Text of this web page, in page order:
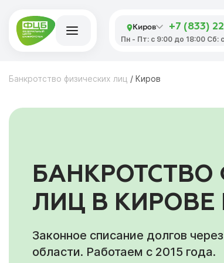
Киров +7 (833)
Пн - Пт: с 9:00 до 18:00 Сб:
Банкротство физических лиц / Киров
БАНКРОТСТВО
ЛИЦ В
Законное списание долгов
области. Работаем с 2015 года.